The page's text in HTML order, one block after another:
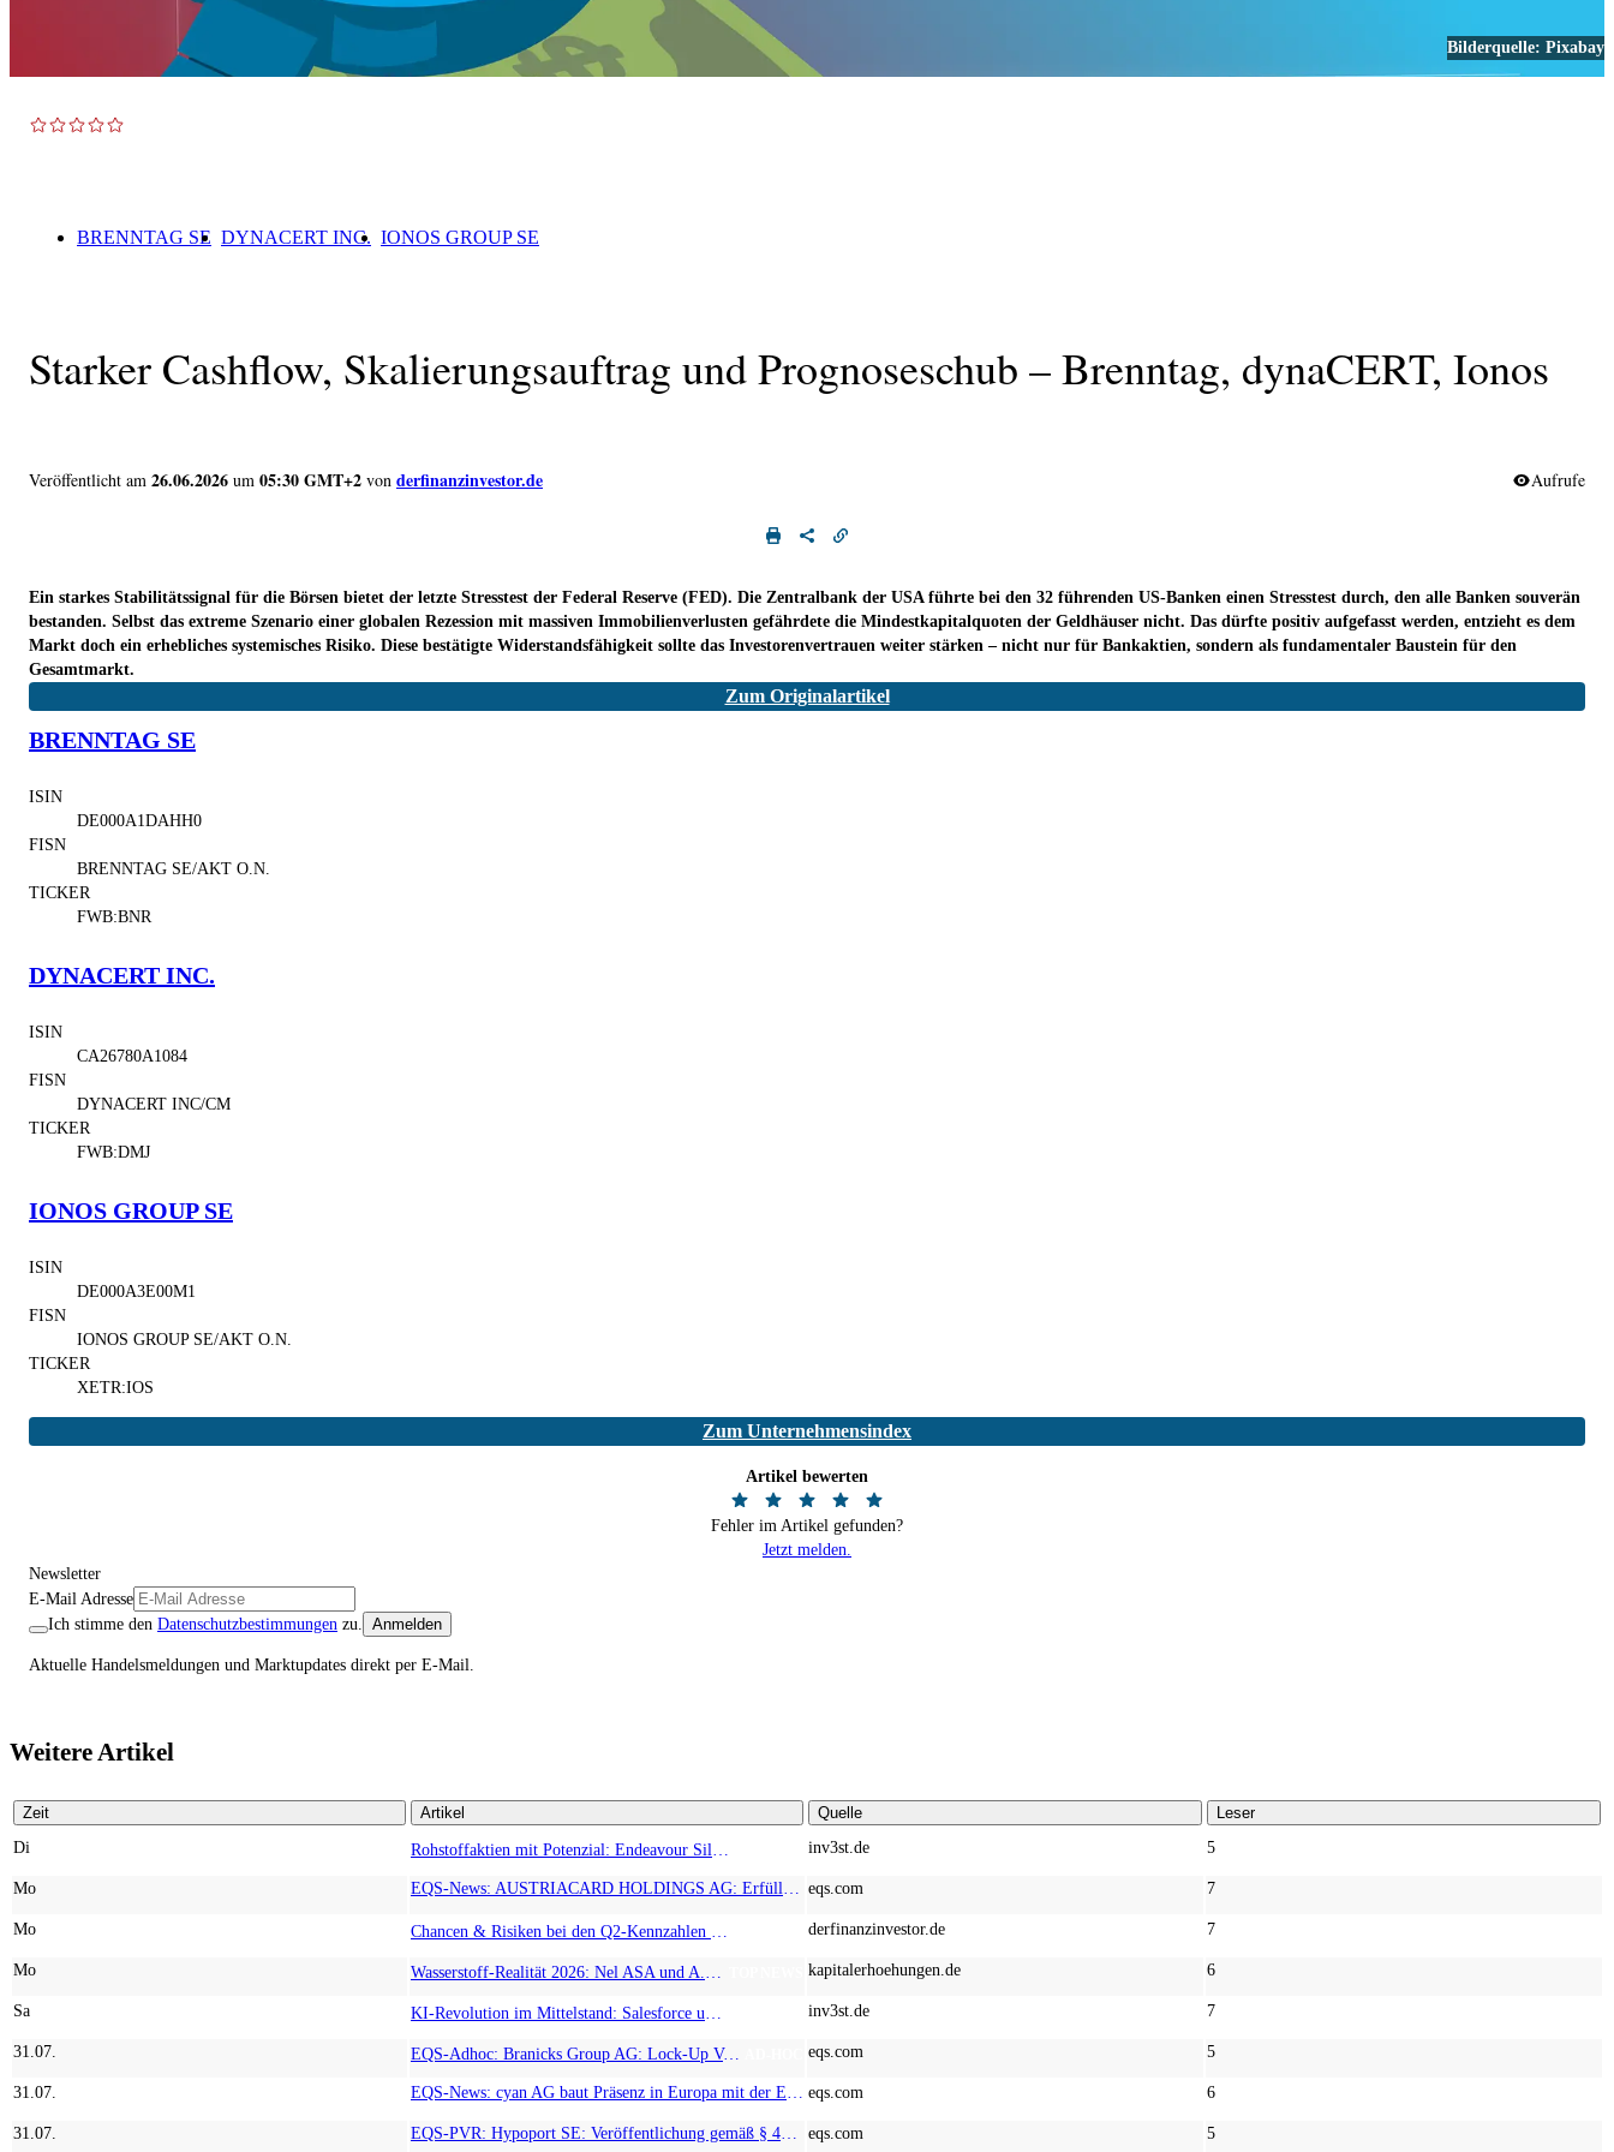
Bilderquelle: Pixabay
BRENNTAG SE DYNACERT INC. IONOS GROUP SE
Starker Cashflow, Skalierungsauftrag und Prognoseschub – Brenntag, dynaCERT, Ionos
Veröffentlicht am 26.06.2026 um 05:30 GMT+2 von derfinanzinvestor.de Aufrufe
Ein starkes Stabilitätssignal für die Börsen bietet der letzte Stresstest der Federal Reserve (FED). Die Zentralbank der USA führte bei den 32 führenden US-Banken einen Stresstest durch, den alle Banken souverän
bestanden. Selbst das extreme Szenario einer globalen Rezession mit massiven Immobilienverlusten gefährdete die Mindestkapitalquoten der Geldhäuser nicht. Das dürfte positiv aufgefasst werden, entzieht es dem
Markt doch ein erhebliches systemisches Risiko. Diese bestätigte Widerstandsfähigkeit sollte das Investorenvertrauen weiter stärken – nicht nur für Bankaktien, sondern als fundamentaler Baustein für den
Gesamtmarkt.
Zum Originalartikel
BRENNTAG SE
ISIN
DE000A1DAHH0
FISN
BRENNTAG SE/AKT O.N.
TICKER
FWB:BNR
DYNACERT INC.
ISIN
CA26780A1084
FISN
DYNACERT INC/CM
TICKER
FWB:DMJ
IONOS GROUP SE
ISIN
DE000A3E00M1
FISN
IONOS GROUP SE/AKT O.N.
TICKER
XETR:IOS
Zum Unternehmensindex
Artikel bewerten
Fehler im Artikel gefunden?
Jetzt melden.
Newsletter
E-Mail Adresse
Ich stimme den Datenschutzbestimmungen zu. Anmelden
Aktuelle Handelsmeldungen und Marktupdates direkt per E-Mail.
Weitere Artikel
Zeit Artikel Quelle
Leser
Di
inv3st.de 5
Mo eqs.com 7
Mo derfinanzinvestor.de 7
Mo kapitalerhoehungen.de 6
Sa inv3st.de 7
31.07. EQS-Adhoc: Branicks Group AG: Lock-Up Vereinbarungen über die Restrukturierung der Anleihe und der Schuldscheindarlehen vollumfänglich wirksam geworden eqs.com 5
31.07. eqs.com 6
31.07. eqs.com 5